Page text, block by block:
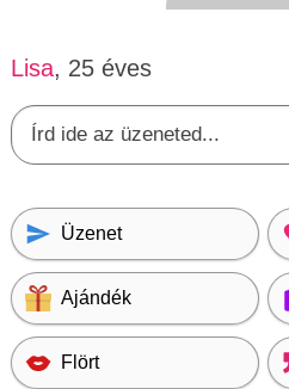
Lisa, 25 éves
Üzenet
Ajándék
Flört